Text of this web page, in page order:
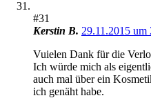
#31
Kerstin B. 29.11.2015 um
Vuielen Dank für die
Ich würde mich als
auch mal über ein
ich genäht habe.